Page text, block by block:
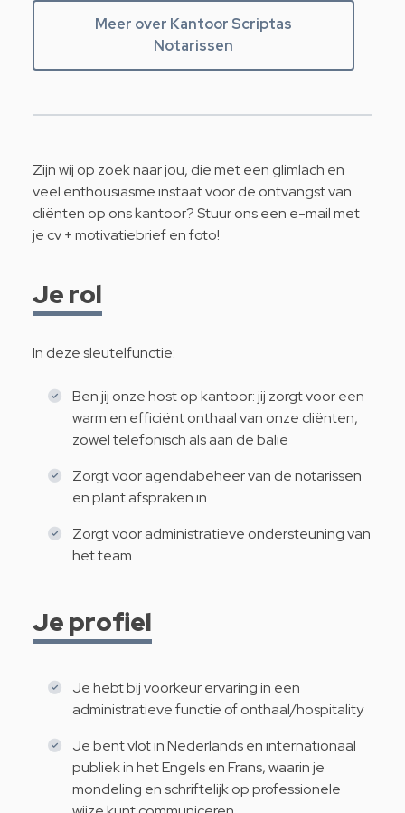
Meer over Kantoor Scriptas
Notarissen
Zijn wij op zoek naar jou, die met een glimlach en
veel enthousiasme instaat voor de ontvangst van
cliënten op ons kantoor? Stuur ons een e-mail met
je cv + motivatiebrief en foto!
Je rol
In deze sleutelfunctie:
Ben jij onze host op kantoor: jij zorgt voor een
warm en efficiënt onthaal van onze cliënten,
zowel telefonisch als aan de balie
Zorgt voor agendabeheer van de notarissen
en plant afspraken in
Zorgt voor administratieve ondersteuning van
het team
Je profiel
Je hebt bij voorkeur ervaring in een
administratieve functie of onthaal/hospitality
Je bent vlot in Nederlands en internationaal
publiek in het Engels en Frans, waarin je
mondeling en schriftelijk op professionele